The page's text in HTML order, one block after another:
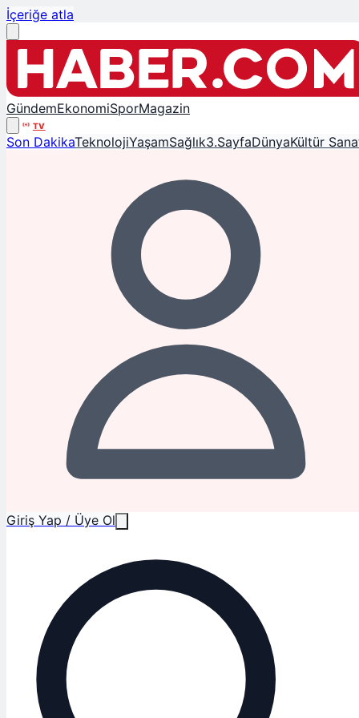
İçeriğe atla
GündemEkonomiSporMagazin
TV
Son DakikaTeknolojiYaşamSağlık3.SayfaDünyaKültür
Giriş Yap / Üye Ol